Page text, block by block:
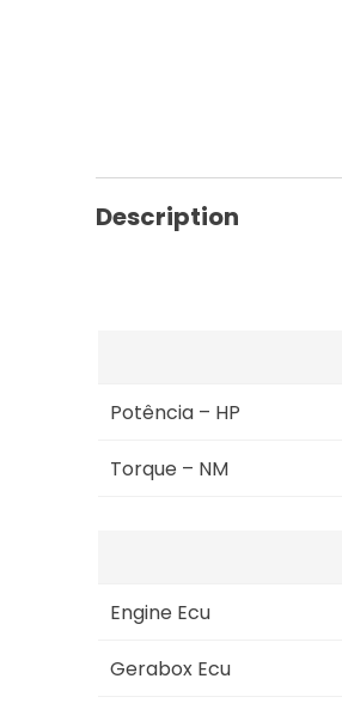
Description
Potência – HP
Torque – NM
Engine Ecu
Gerabox Ecu